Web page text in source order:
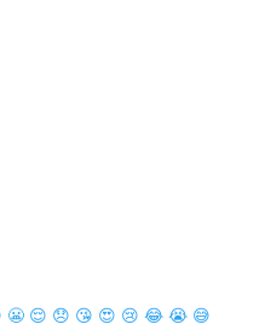
😬 😌 😞 😘 😍 😢 😂 😭 😅